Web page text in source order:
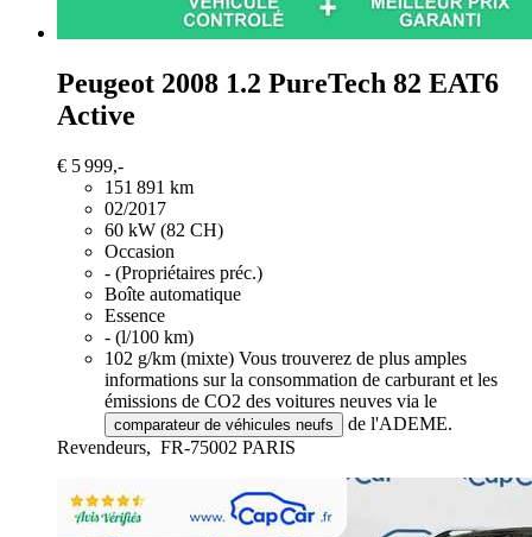
Peugeot 2008 1.2 PureTech 82 EAT6
Active
€ 5 999,-
151 891 km
02/2017
60 kW (82 CH)
Occasion
- (Propriétaires préc.)
Boîte automatique
Essence
- (l/100 km)
102 g/km (mixte) Vous trouverez de plus amples
informations sur la consommation de carburant et les
émissions de CO2 des voitures neuves via le
comparateur de véhicules neufs
de l'ADEME.
Revendeurs, FR-75002 PARIS